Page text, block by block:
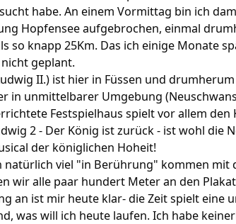
habe. An einem Vormittag bin ich
Hopfensee aufgebrochen, einmal
so knapp 25Km. Das ich einige Monate
geplant.
II.) ist hier in Füssen und
in unmittelbarer Umgebung
Festspielhaus spielt vor allem
2 - Der König ist zurück - ist wohl die
der königlichen Hoheit!
natürlich viel "in Berührung" kommen mit
wir alle paar hundert Meter an den
an ist mir heute klar- die Zeit spielt eine
was will ich heute laufen. Ich habe